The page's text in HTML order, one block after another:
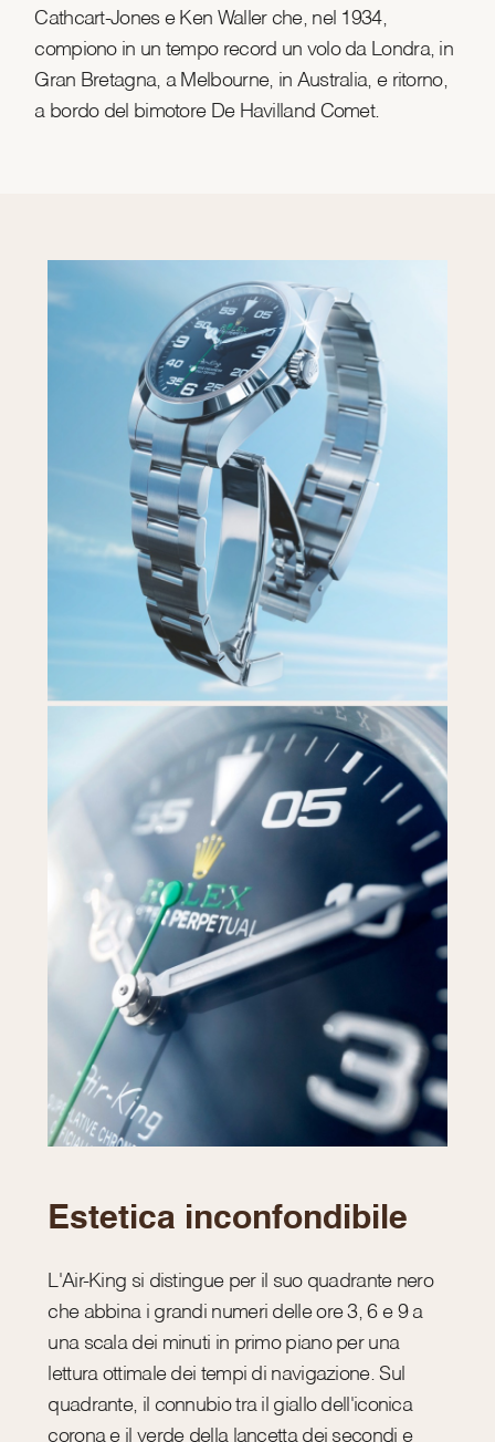
Cathcart-Jones e Ken Waller che, nel 1934,
compiono in un tempo record un volo da Londra, in
Gran Bretagna, a Melbourne, in Australia, e ritorno,
a bordo del bimotore De Havilland Comet.
Estetica inconfondibile
L'Air-King si distingue per il suo quadrante nero
che abbina i grandi numeri delle ore 3, 6 e 9 a
una scala dei minuti in primo piano per una
lettura ottimale dei tempi di navigazione. Sul
quadrante, il connubio tra il giallo dell'iconica
corona e il verde della lancetta dei secondi e